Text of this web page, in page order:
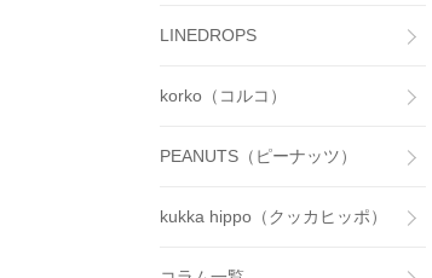
LINEDROPS
korko（コルコ）
PEANUTS（ピーナッツ）
kukka hippo（クッカヒッポ）